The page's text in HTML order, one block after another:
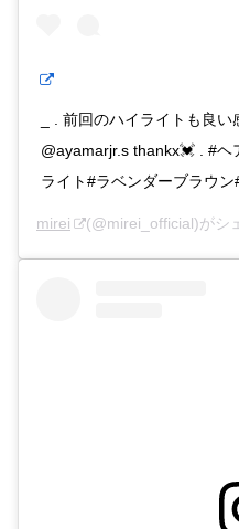
_ . 前回のハイライトも良
@ayamarjr.s thankx💓 . #ヘ
ライト#ラベンダーブラウン
mirei (@mirei_official)がシ